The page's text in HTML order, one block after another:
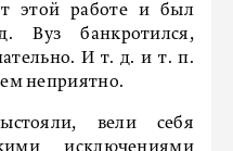
этой работе и был
Вуз банкротился,
И т. д. и т. п.
неприятно.
вели себя